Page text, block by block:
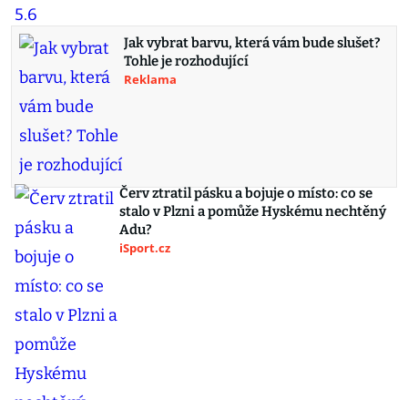
Jak vybrat barvu, která vám bude slušet?
Tohle je rozhodující
Reklama
Červ ztratil pásku a bojuje o místo: co se
stalo v Plzni a pomůže Hyskému nechtěný
Adu?
iSport.cz